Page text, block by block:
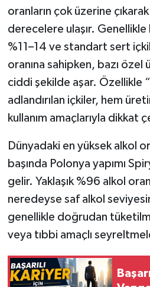
oranların çok üzerine
derecelere ulaşır.
%11–14 ve standart sert
oranına sahipken, bazı özel
ciddi şekilde aşar. Özellikle
adlandırılan içkiler, hem
kullanım amaçlarıyla dikkat
Dünyadaki en yüksek alkol
başında Polonya yapımı
gelir. Yaklaşık %96 alkol
neredeyse saf alkol
genellikle doğrudan
veya tıbbi amaçlı